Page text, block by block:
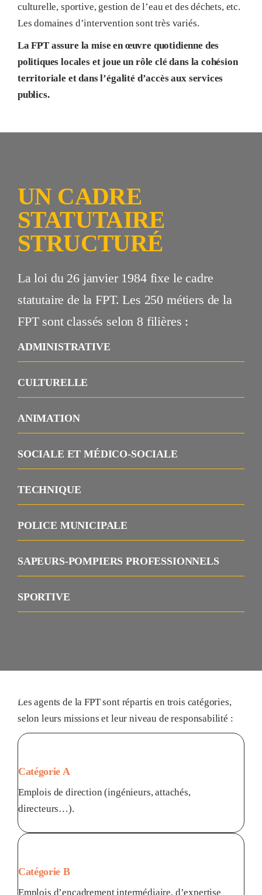
culturelle, sportive, gestion de l’eau et des déchets, etc.
Les domaines d’intervention sont très variés.
La FPT assure la mise en œuvre quotidienne des
politiques locales et joue un rôle clé dans la cohésion
territoriale et dans l’égalité d’accès aux services
publics.
UN CADRE
STATUTAIRE
STRUCTURÉ
La loi du 26 janvier 1984 fixe le cadre
statutaire de la FPT. Les 250 métiers de la
FPT sont classés selon 8 filières :
ADMINISTRATIVE
CULTURELLE
ANIMATION
SOCIALE ET MÉDICO-SOCIALE
TECHNIQUE
POLICE MUNICIPALE
SAPEURS-POMPIERS PROFESSIONNELS
SPORTIVE
Les agents de la FPT sont répartis en trois catégories,
selon leurs missions et leur niveau de responsabilité :
Catégorie A
Emplois de direction (ingénieurs, attachés,
directeurs…).
Catégorie B
Emplois d’encadrement intermédiaire, d’expertise